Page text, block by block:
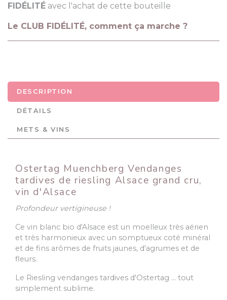
FIDÉLITÉ avec l'achat de cette bouteille
Le CLUB FIDÉLITÉ, comment ça marche ?
DESCRIPTION
DÉTAILS
METS & VINS
Ostertag Muenchberg Vendanges
tardives de riesling Alsace grand cru,
vin d'Alsace
Profondeur vertigineuse !
Ce vin blanc bio d'Alsace est un moelleux très aérien
et très harmonieux avec un somptueux coté minéral
et de fins arômes de fruits jaunes, d'agrumes et de
fleurs.
Le Riesling vendanges tardives d'Ostertag … tout
simplement sublime.